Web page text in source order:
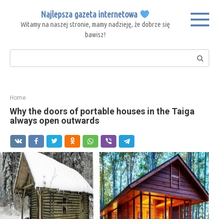
content
Najlepsza gazeta internetowa
Witamy na naszej stronie, mamy nadzieję, że dobrze się
bawisz!
Search:
Home
Why the doors of portable houses in the Taiga
always open outwards